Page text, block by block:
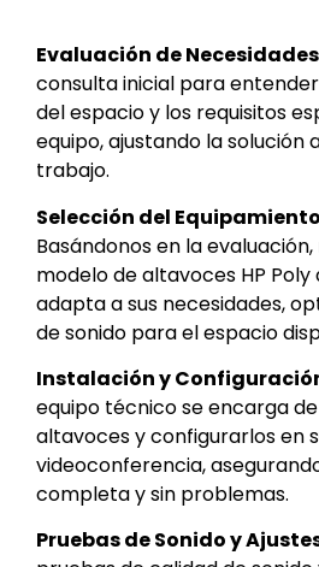
Evaluación de
consulta inicial para
del espacio y los requisitos
equipo, ajustando la solución
trabajo.
Selección del
Basándonos en la
modelo de altavoces HP Poly
adapta a sus necesidades,
de sonido para el espacio
Instalación y
equipo técnico se encarga
altavoces y configurarlos en
videoconferencia,
completa y sin problemas.
Pruebas de Sonido y